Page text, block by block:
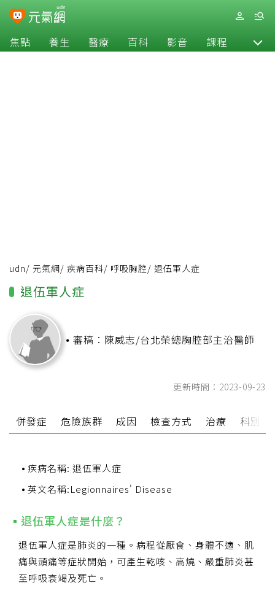
焦點 養生 醫療 百科 影音 課程 退休
udn/ 元氣網/ 疾病百科/ 呼吸胸腔/ 退伍軍人症
退伍軍人症
審稿：陳威志/台北榮總胸腔部主治醫師
更新時間：2023-09-23
併發症 危險族群 成因 檢查方式 治療 科別
疾病名稱: 退伍軍人症
英文名稱:Legionnaires' Disease
退伍軍人症是什麼？
退伍軍人症是肺炎的一種。病程從厭食、身體不適、肌
痛與頭痛等症狀開始，可產生乾咳、高燒、嚴重肺炎甚
至呼吸衰竭及死亡。